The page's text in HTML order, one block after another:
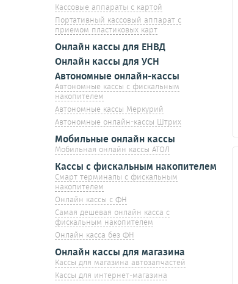
Кассовые аппараты с картой
Портативный кассовый аппарат с
приемом пластиковых карт
Онлайн кассы для ЕНВД
Онлайн кассы для УСН
Автономные онлайн-кассы
Автономные кассы с фискальным
накопителем
Автономные кассы Меркурий
Автономные онлайн-кассы Штрих
Мобильные онлайн кассы
Мобильная онлайн кассы АТОЛ
Кассы с фискальным накопителем
Смарт терминалы с фискальным
накопителем
Онлайн кассы с ФН
Самая дешевая онлайн касса с
фискальным накопителем
Онлайн касса без ФН
Онлайн кассы для магазина
Кассы для магазина автозапчастей
Кассы для интернет-магазина